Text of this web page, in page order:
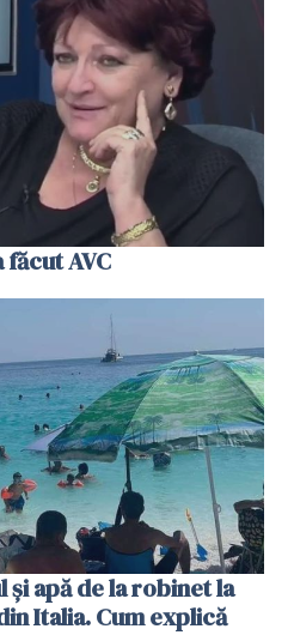
făcut AVC
și apă de la robinet la
Italia. Cum explică